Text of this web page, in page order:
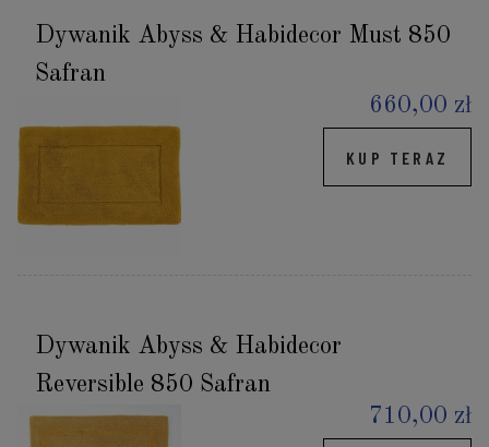
Dywanik Abyss & Habidecor Must 850
Safran
660,00 zł
KUP TERAZ
Dywanik Abyss & Habidecor
Reversible 850 Safran
710,00 zł